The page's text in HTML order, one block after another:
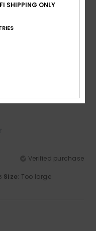
Verified purchase
Size: Too large
FI SHIPPING ONLY